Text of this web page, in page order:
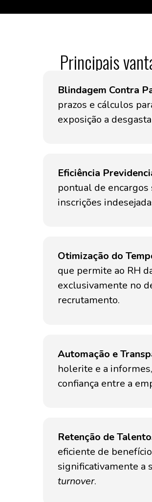
Principais
Blindagem Contra
prazos e cálculos
exposição a
Eficiência
pontual de encargos
inscrições
Otimização do
que permite ao RH
exclusivamente no
recrutamento.
Automação e
holerite e a
confiança entre a
Retenção de
eficiente de
significativamente a
turnover.